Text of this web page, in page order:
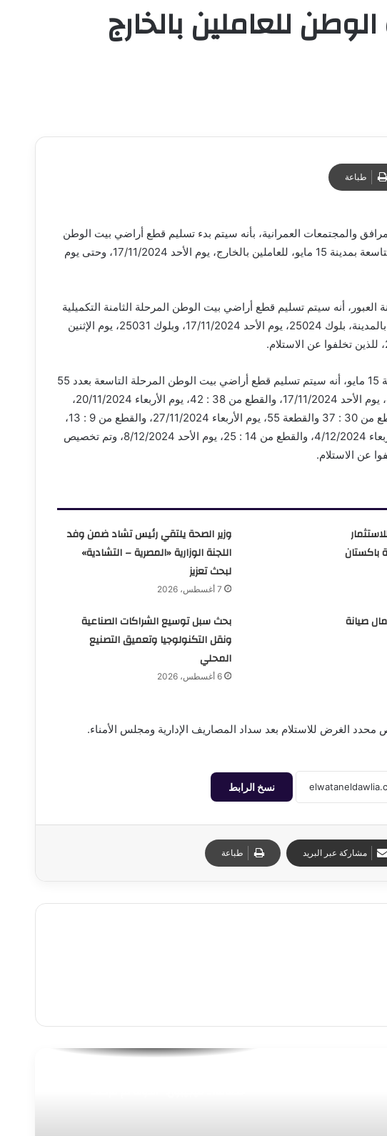
بيت الوطن للعاملين بالخارج
طباعة
والمجتمعات العمرانية، بأنه سيتم بدء تسليم قطع أراضي بيت الوطن
المرحلة الثامنة التكميلية بمدينة العبور، والمرحلة التاسعة بمدينة 15 مايو، للعاملين بالخارج، يوم الأحد 17/11/2024، وحتى يوم
أنه سيتم تسليم قطع أراضي بيت الوطن المرحلة الثامنة التكميلية
بعدد 9 قطع أراض بالحي الترفيهي، جنوب دار مصر بالمدينة، بلوك 25024، يوم الأحد 17/11/2024، وبلوك 25031، يوم الإثنين
وأضاف المهندس علي سعد، رئيس جهاز تنمية مدينة 15 مايو، أنه سيتم تسليم قطع أراضي بيت الوطن المرحلة التاسعة بعدد 55
قطعة أرض بمنطقة الـ115 بالمدينة، القطع من 1 : 8، يوم الأحد 17/11/2024، والقطع من 38 : 42، يوم الأربعاء 20/11/2024،
والقطع من 43 : 54، يوم الأحد 24/11/2024، والقطع من 30 : 37 والقطعة 55، يوم الأربعاء 27/11/2024، والقطع من 9 : 13،
يوم الأحد 1/12/2024، والقطع من 26 : 29، يوم الأربعاء 4/12/2024، والقطع من 14 : 25، يوم الأحد 8/12/2024، وتم تخصيص
باكستان
وزير الصحة يلتقي رئيس تشاد ضمن وفد
اللجنة الوزارية «المصرية – التشادية»
لبحث تعزيز
7 أغسطس، 2026
صيانة
بحث سبل توسيع الشراكات الصناعية
ونقل التكنولوجيا وتعميق التصنيع
المحلي
6 أغسطس، 2026
الغرض للاستلام بعد سداد المصاريف الإدارية ومجلس الأمناء.
نسخ الرابط
مشاركة عبر البريد طباعة